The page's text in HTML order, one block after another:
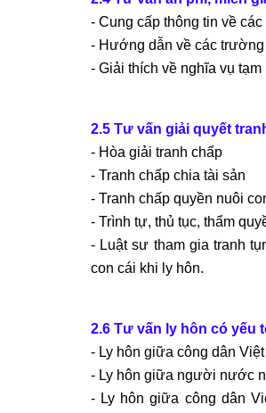
- Cung cấp thông tin về
- Hướng dẫn về các
- Giải thích về nghĩa vụ
2.5 Tư vấn giải quyết
- Hòa giải tranh chấp
- Tranh chấp chia tài sản
- Tranh chấp quyền nuôi
- Trình tự, thủ tục, thẩm
- Luật sư tham gia tranh
con cái khi ly hôn.
2.6 Tư vấn ly hôn có yếu
- Ly hôn giữa công dân
- Ly hôn giữa người nước
- Ly hôn giữa công dân